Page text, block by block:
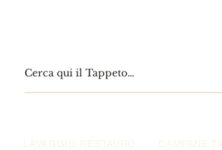
LAVAGGIO-RESTAURO CAMPANE